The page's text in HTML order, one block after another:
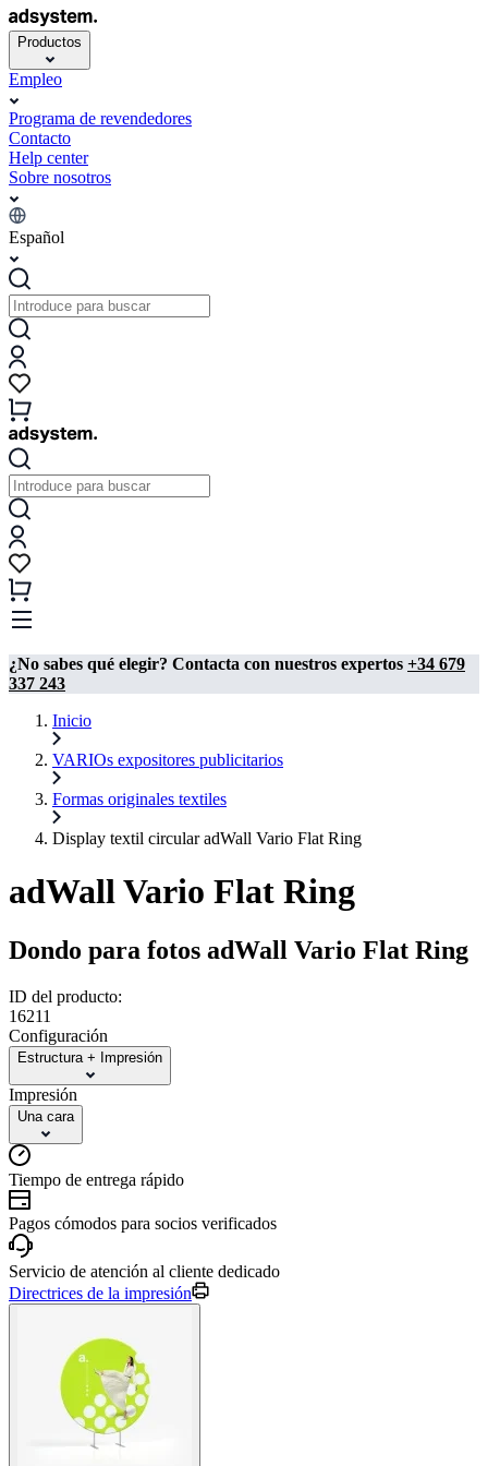
Productos
Empleo
Programa de revendedores
Contacto
Help center
Sobre nosotros
Español
¿No sabes qué elegir? Contacta con nuestros expertos +34 679
337 243
Inicio
VARIOs expositores publicitarios
Formas originales textiles
Display textil circular adWall Vario Flat Ring
adWall Vario Flat Ring
Dondo para fotos adWall Vario Flat Ring
ID del producto:
16211
Configuración
Estructura + Impresión
Impresión
Una cara
Tiempo de entrega rápido
Pagos cómodos para socios verificados
Servicio de atención al cliente dedicado
Directrices de la impresión